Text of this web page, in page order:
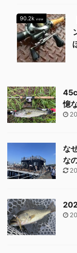
90.2k view
憶
な
な